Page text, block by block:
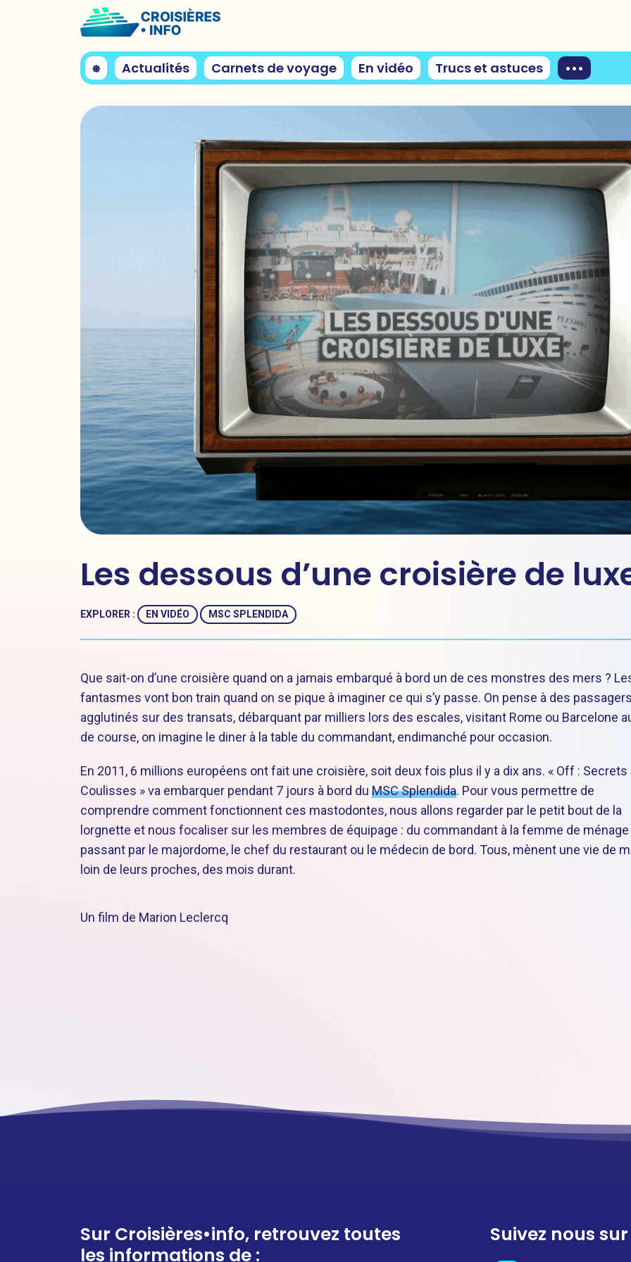
⎈ Actualités Carnets de voyage En vidéo Trucs et astuces •••
Les dessous d’une croisière de
EXPLORER : EN VIDÉO MSC SPLENDIDA
Que sait-on d’une croisière quand on a jamais embarqué à bord un de ces monstres des mers ?
fantasmes vont bon train quand on se pique à imaginer ce qui s’y passe. On pense à des
agglutinés sur des transats, débarquant par milliers lors des escales, visitant Rome ou Barcelone
de course, on imagine le diner à la table du commandant, endimanché pour occasion.
En 2011, 6 millions européens ont fait une croisière, soit deux fois plus il y a dix ans. « Off : Secrets
Coulisses » va embarquer pendant 7 jours à bord du MSC Splendida. Pour vous permettre de
comprendre comment fonctionnent ces mastodontes, nous allons regarder par le petit bout de la
lorgnette et nous focaliser sur les membres de équipage : du commandant à la femme de
passant par le majordome, le chef du restaurant ou le médecin de bord. Tous, mènent une vie de
loin de leurs proches, des mois durant.
Un film de Marion Leclercq
Sur Croisières•info, retrouvez toutes
les informations de :
Suivez nous